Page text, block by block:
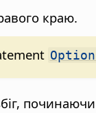
краю.